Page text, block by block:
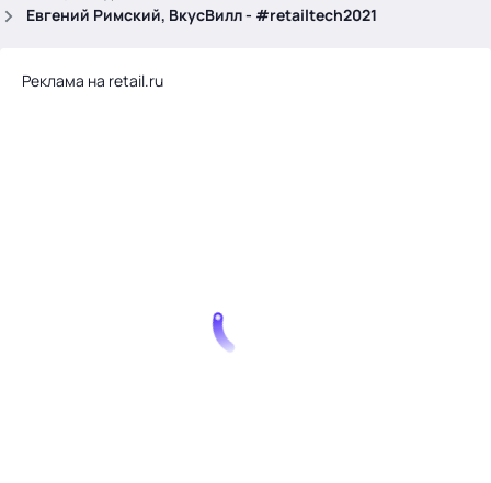
Евгений Римский, ВкусВилл - #retailtech2021
Реклама на retail.ru